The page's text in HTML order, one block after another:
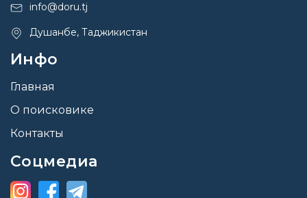
info@doru.tj
Душанбе, Таджикистан
Инфо
Главная
О поисковике
Контакты
Соцмедиа